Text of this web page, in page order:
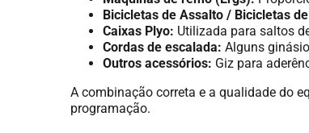
Bicicletas de Assalto / Bicicletas
Caixas Plyo: Utilizada para saltos
Cordas de escalada: Alguns
Outros acessórios: Giz para
A combinação correta e a qualidade do
programação.